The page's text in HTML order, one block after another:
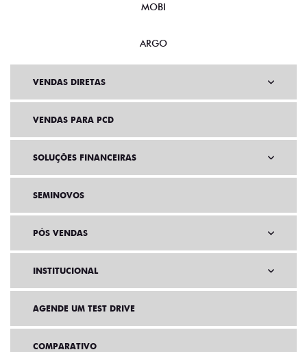
MOBI
ARGO
VENDAS DIRETAS
VENDAS PARA PCD
SOLUÇÕES FINANCEIRAS
SEMINOVOS
PÓS VENDAS
INSTITUCIONAL
AGENDE UM TEST DRIVE
COMPARATIVO